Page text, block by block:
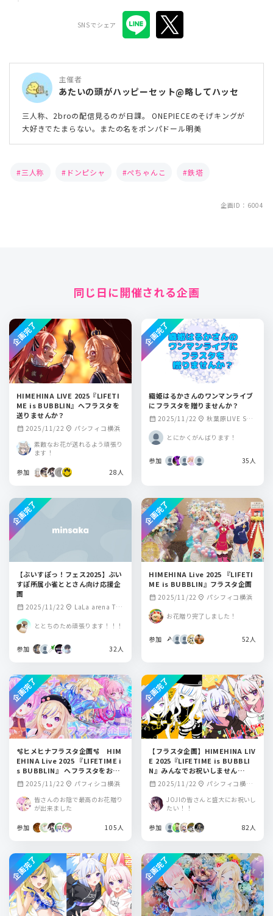
SNSでシェア
主催者
あたいの頭がハッピーセット@略してハッセ
三人称、2broの配信見るのが日課。 ONEPIECEのそげキングが
大好きでたまらない。またの名をポンパドール明美
三人称 ドンピシャ ぺちゃんこ 鉄塔
企画ID：6004
同じ日に開催される企画
HIMEHINA LIVE 2025『LIFETI
ME is BUBBLIN』へフラスタを
送りませんか？
calendar_month 2025/11/22 location_on パシフィコ横浜
素敵なお花が送れるよう頑張り
ます！
参加 28人
企画完了
織姫はるかさんのワンマンライブ
にフラスタを贈りませんか？
calendar_month 2025/11/22 location_on 秋葉原LIVE SPA
とにかくがんばります！
参加 35人
企画完了
【ぶいすぽっ！フェス2025】ぶい
すぽ所属小雀ととさん向け応援企
画
calendar_month 2025/11/22 location_on LaLa arena TO
ととちのため頑張ります！！！
参加 32人
企画完了
HIMEHINA Live 2025 『LIFETI
ME is BUBBLIN』フラスタ企画
calendar_month 2025/11/22 location_on パシフィコ横浜
お花贈り完了しました！
参加 52人
企画完了
🫧ヒメヒナフラスタ企画🫧 HIM
EHINA Live 2025 『LIFETIME i
s BUBBLIN』 へフラスタをお届
けしたい！
calendar_month 2025/11/22 location_on パフィシコ横浜
皆さんのお陰で最高のお花贈り
が出来ました
参加 105人
企画完了
【フラスタ企画】HIMEHINA LIV
E 2025『LIFETIME is BUBBLI
N』みんなでお祝いしません
か！！
calendar_month 2025/11/22 location_on パシフィコ横浜
国立大ホール
JOJIの皆さんと盛大にお祝いし
たい！！
参加 82人
企画完了
企画完了 企画完了